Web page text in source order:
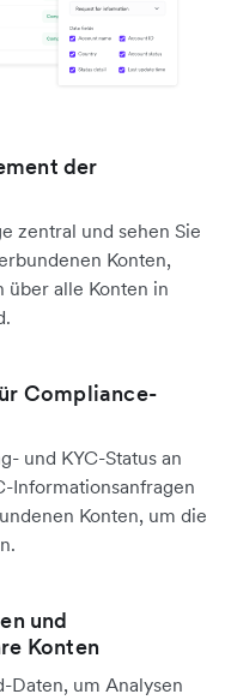
der
zentral und sehen Sie
Konten,
alle Konten in
Compliance-
und KYC-Status an
Informationsanfragen
Konten, um die
und
Konten
Daten, um Analysen